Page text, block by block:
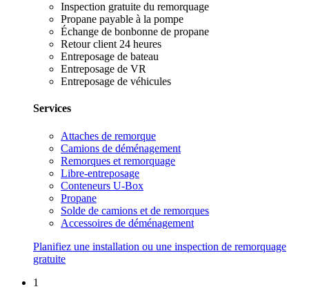
Inspection gratuite du remorquage
Propane payable à la pompe
Échange de bonbonne de propane
Retour client 24 heures
Entreposage de bateau
Entreposage de VR
Entreposage de véhicules
Services
Attaches de remorque
Camions de déménagement
Remorques et remorquage
Libre-entreposage
Conteneurs U-Box
Propane
Solde de camions et de remorques
Accessoires de déménagement
Planifiez une installation ou une inspection de remorquage
gratuite
1